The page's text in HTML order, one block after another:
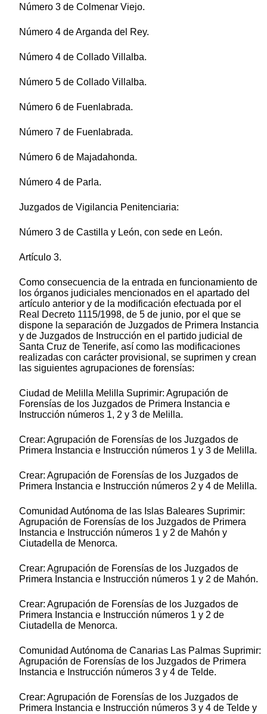
Número 3 de Colmenar Viejo.
Número 4 de Arganda del Rey.
Número 4 de Collado Villalba.
Número 5 de Collado Villalba.
Número 6 de Fuenlabrada.
Número 7 de Fuenlabrada.
Número 6 de Majadahonda.
Número 4 de Parla.
Juzgados de Vigilancia Penitenciaria:
Número 3 de Castilla y León, con sede en León.
Artículo 3.
Como consecuencia de la entrada en funcionamiento de
los órganos judiciales mencionados en el apartado del
artículo anterior y de la modificación efectuada por el
Real Decreto 1115/1998, de 5 de junio, por el que se
dispone la separación de Juzgados de Primera Instancia
y de Juzgados de Instrucción en el partido judicial de
Santa Cruz de Tenerife, así como las modificaciones
realizadas con carácter provisional, se suprimen y crean
las siguientes agrupaciones de forensías:
Ciudad de Melilla Melilla Suprimir: Agrupación de
Forensías de los Juzgados de Primera Instancia e
Instrucción números 1, 2 y 3 de Melilla.
Crear: Agrupación de Forensías de los Juzgados de
Primera Instancia e Instrucción números 1 y 3 de Melilla.
Crear: Agrupación de Forensías de los Juzgados de
Primera Instancia e Instrucción números 2 y 4 de Melilla.
Comunidad Autónoma de las Islas Baleares Suprimir:
Agrupación de Forensías de los Juzgados de Primera
Instancia e Instrucción números 1 y 2 de Mahón y
Ciutadella de Menorca.
Crear: Agrupación de Forensías de los Juzgados de
Primera Instancia e Instrucción números 1 y 2 de Mahón.
Crear: Agrupación de Forensías de los Juzgados de
Primera Instancia e Instrucción números 1 y 2 de
Ciutadella de Menorca.
Comunidad Autónoma de Canarias Las Palmas Suprimir:
Agrupación de Forensías de los Juzgados de Primera
Instancia e Instrucción números 3 y 4 de Telde.
Crear: Agrupación de Forensías de los Juzgados de
Primera Instancia e Instrucción números 3 y 4 de Telde y